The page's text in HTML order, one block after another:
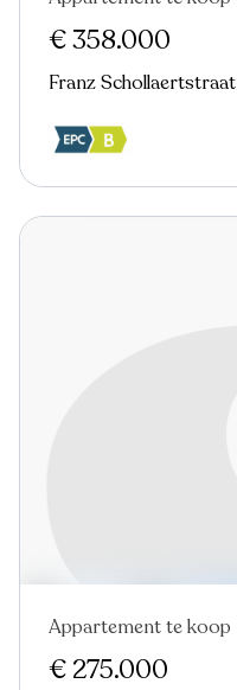
€ 358.000
Franz
Appartement te koop
€ 275.000